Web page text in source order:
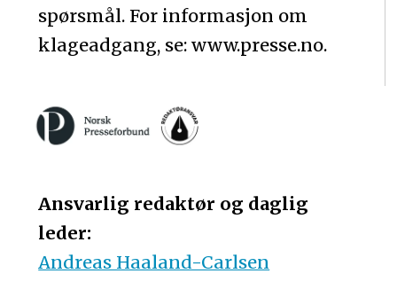
spørsmål. For informasjon om
klageadgang, se: www.presse.no.
Ansvarlig redaktør og daglig
leder:
Andreas Haaland-Carlsen